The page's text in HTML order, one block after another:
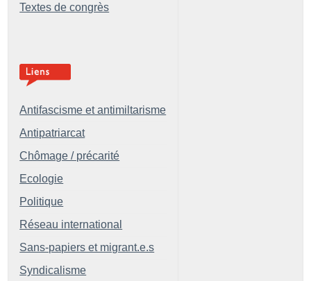
Textes de congrès
Antifascisme et antimiltarisme
Antipatriarcat
Chômage / précarité
Ecologie
Politique
Réseau international
Sans-papiers et migrant.e.s
Syndicalisme